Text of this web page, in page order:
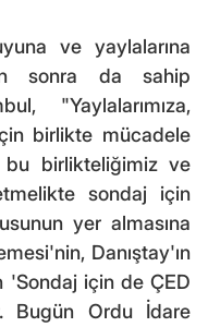
ve yaylalarına
sonra da sahip
"Yaylalarımıza,
birlikte mücadele
birlikteliğimiz ve
sondaj için
yer almasına
Danıştay'ın
'Sondaj için de ÇED
Bugün Ordu İdare